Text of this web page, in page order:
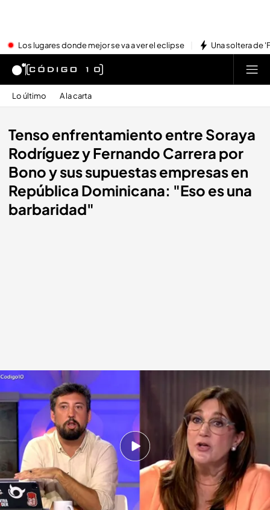
Los lugares donde mejor se va a ver el eclipse Una soltera de
Lo último A la carta
Tenso enfrentamiento entre Soraya
Rodríguez y Fernando Carrera por
Bono y sus supuestas empresas en
República Dominicana: "Eso es una
barbaridad"
Tenso enfrentamiento entre Soraya Rodríguez y Fernando Carrera en
'Código 10'. cuatro.com
Código 10
01 JUL 2026 - 00:35h.
Soraya Rodríguez y Fernando Carrera chocan
en 'Código 10' por José Bono y sus supuestas
empresas en República Dominicana: el